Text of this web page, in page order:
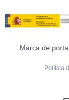
Marca de
Política